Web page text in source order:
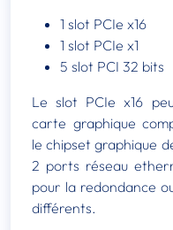
1 slot PCIe x16
1 slot PCIe x1
5 slot PCI 32 bits
Le slot PCIe x16
carte graphique
le chipset graphique
2 ports réseau
pour la redondance
différents.